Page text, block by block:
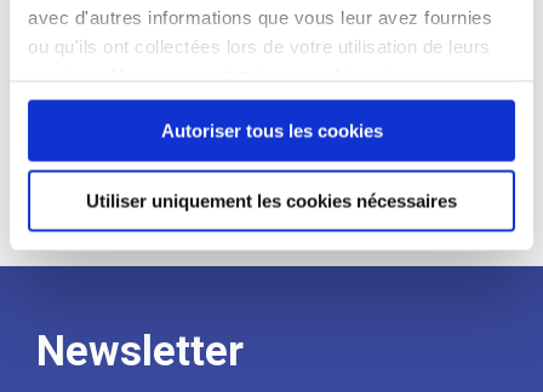
avec d'autres informations que vous leur avez fournies
ou qu'ils ont collectées lors de votre utilisation de leurs
continuez à utiliser notre site Web.
Autoriser tous les cookies
Utiliser uniquement les cookies nécessaires
Processus
de
recrutement
Newsletter